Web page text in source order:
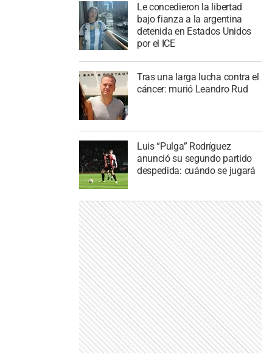
Le concedieron la libertad
bajo fianza a la argentina
detenida en Estados Unidos
por el ICE
Tras una larga lucha contra el
cáncer: murió Leandro Rud
Luis “Pulga” Rodríguez
anunció su segundo partido
despedida: cuándo se jugará